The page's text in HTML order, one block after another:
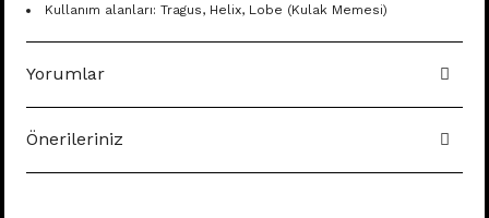
Kullanım alanları: Tragus, Helix, Lobe (Kulak Memesi)
Yorumlar
Önerileriniz